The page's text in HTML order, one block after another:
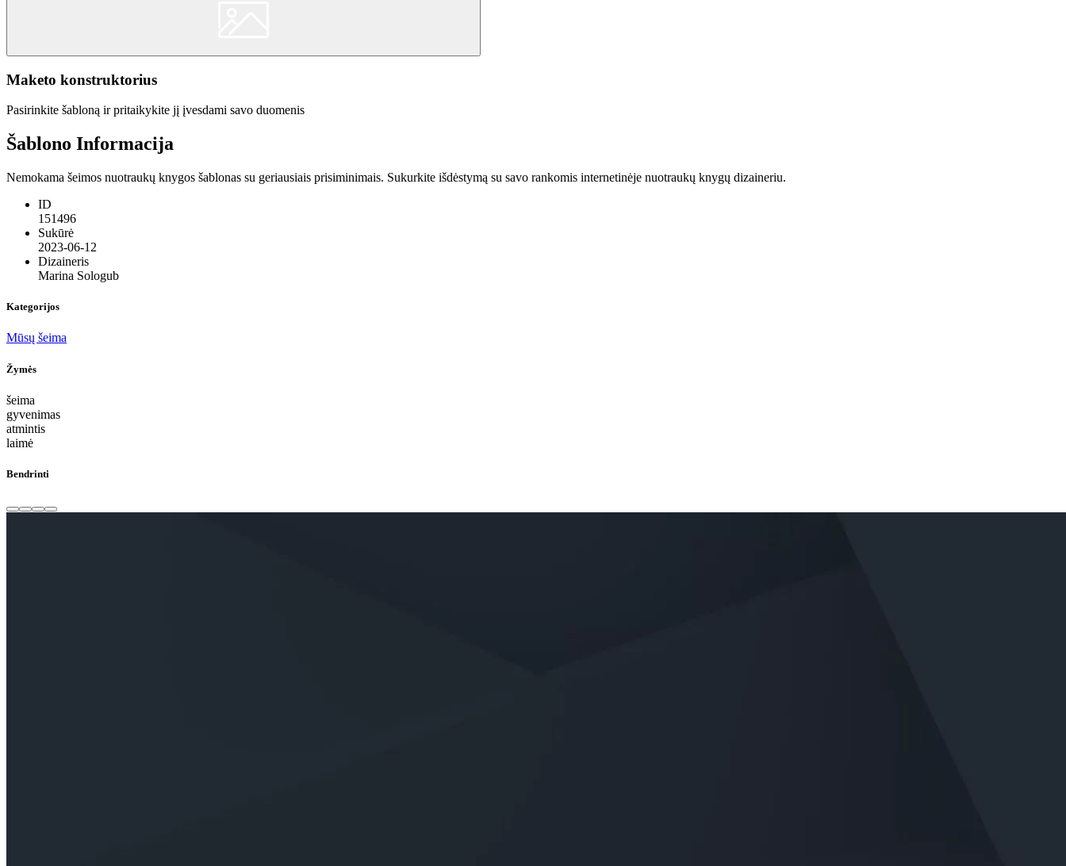
Maketo konstruktorius
Pasirinkite šabloną ir pritaikykite jį įvesdami savo duomenis
Šablono Informacija
Nemokama šeimos nuotraukų knygos šablonas su geriausiais prisiminimais. Sukurkite išdėstymą su savo rankomis internetinėje nuotraukų knygų dizaineriu.
ID
151496
Sukūrė
2023-06-12
Dizaineris
Marina Sologub
Kategorijos
Mūsų šeima
Žymės
šeima
gyvenimas
atmintis
laimė
Bendrinti